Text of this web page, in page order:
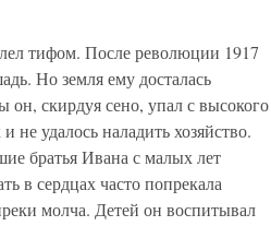
тифом. После революции 1917
Но земля ему досталась
он, скирдуя сено, упал с высокого
удалось наладить хозяйство.
братья Ивана с малых лет
в сердцах часто попрекала
молча. Детей он воспитывал